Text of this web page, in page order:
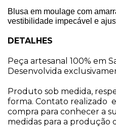
Blusa em moulage com
vestibilidade impecável e
DETALHES
Peça artesanal 100% em
Desenvolvida
Produto sob medida,
forma. Contato realizado
compra para conhecer a
medidas para a produção